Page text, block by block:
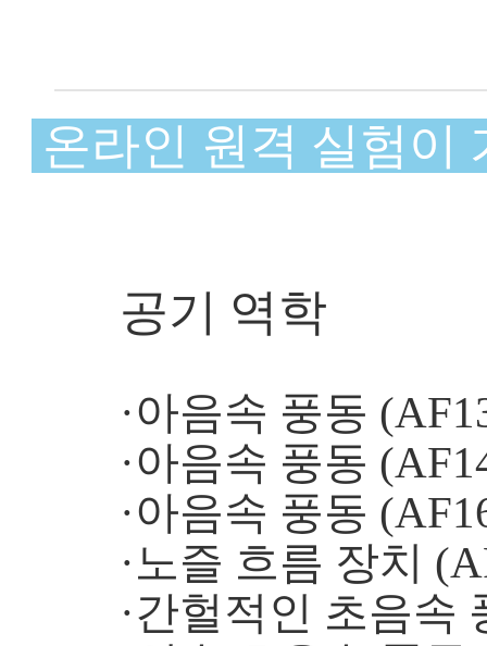
온라인 원격 실험이
공기 역학
·아음속 풍동
·아음속 풍동
·아음속 풍동
·노즐 흐름 장치
·간헐적인 초음속